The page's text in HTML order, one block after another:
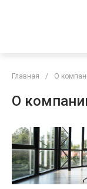
Главная / О
О